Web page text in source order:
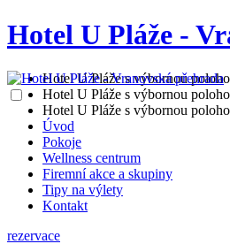
Hotel U Pláže -
Úvod
Pokoje
Wellness centrum
Firemní akce a skupiny
Tipy na výlety
Kontakt
rezervace
Hotel U Pláže s výbornou
Hotel U Pláže s výbornou
Hotel U Pláže s výbornou